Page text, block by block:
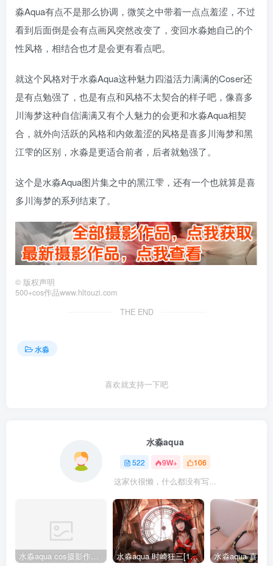
淼Aqua有点不是那么协调，微笑之中带着一点点羞涩，不过
看到后面倒是会有点画风突然改变了，变回水淼她自己的个
性风格，相结合也才是会更有看点吧。
就这个风格对于水淼Aqua这种魅力四溢活力满满的Coser还
是有点勉强了，也是有点和风格不太契合的样子吧，像喜多
川海梦这种自信满满又有个人魅力的会更和水淼Aqua相契
合，就外向活跃的风格和内敛羞涩的风格是喜多川海梦和黑
江雫的区别，水淼是更适合前者，后者就勉强了。
这个是水淼Aqua图片集之中的黑江雫，还有一个也就算是喜
多川海梦的系列结束了。
© 版权声明
500+cos作品www.hltouzi.com
THE END
水淼
喜欢就支持一下吧
水淼aqua
522 9W+ 106
这家伙很懒，什么都没有写...
水淼aqua cos摄影作品合集155套 水淼aqua 时崎狂三[109P-128MB]